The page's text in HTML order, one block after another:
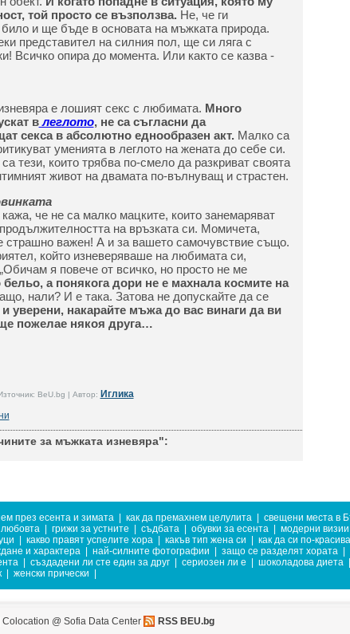
той просто се възползва.Не, че ги
и ще бъде в основата на мъжката природа.
представител на силния пол, ще си ляга с
Всичко опира до момента. Или както се казва -
е лошият секс с любимата. Много
влеглото, не са съгласни да
секса в абсолютно еднообразен акт.Малко са
уменията в леглото на жената до себе си.
тези, които трябва по-смело да разкриват своята
живот на двамата по-вълнуващ и страстен.
че не са малко мацките, които занемаряват
на връзката си. Момичета,
страшно важен! А и за вашето самочувствие също.
който изневеряваше на любимата си,
я повече от всичко, но просто не ме
а понякога дори не е махнала космите на
нали? И е така. Затова не допускайте да се
уверени, накарайте мъжa до вас винаги да ви
пожелае някоя друга…
BeU.bg | Автор: Иглика
за мъжката изневяра":
през есента и зимата как да премахнем целулита свещени места в
грижи за устните съдбата обувки за есента модерни
какво правят успелите хора какъв тип жена си как да си по-красива
и характера най-силните фотографии защо се разделят хората
създадени ли сте един за друг сериозен ли е шоколадова диета
женски прически
Colocation @ Sofia Data Center RSS BEU.bg